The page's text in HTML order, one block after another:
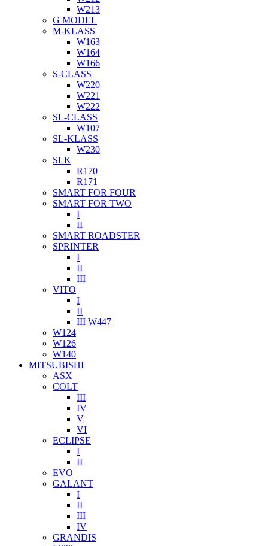
W213
G MODEL
M-KLASS
W163
W164
W166
S-CLASS
W220
W221
W222
SL-CLASS
W107
SL-KLASS
W230
SLK
R170
R171
SMART FOR FOUR
SMART FOR TWO
I
II
SMART ROADSTER
SPRINTER
I
II
III
VITO
I
II
III W447
W124
W126
W140
MITSUBISHI
ASX
COLT
III
IV
V
VI
ECLIPSE
I
II
EVO
GALANT
I
II
III
IV
GRANDIS